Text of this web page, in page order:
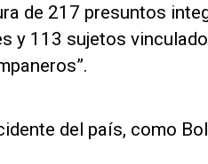
de 217 presuntos
y 113 sujetos
del país, como